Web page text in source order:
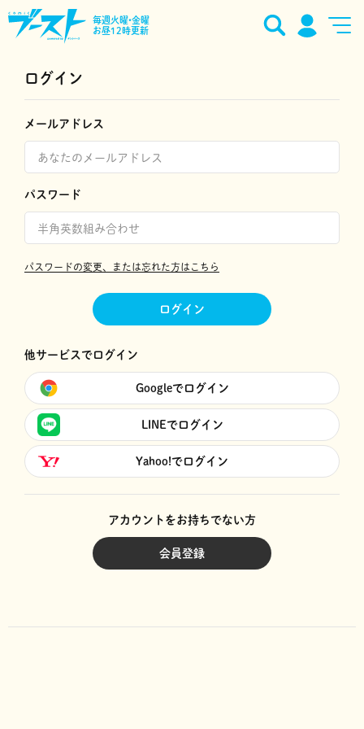
毎週火曜•金曜
お昼12時更新
ログイン
メールアドレス
パスワード
パスワードの変更、または忘れた方はこちら
ログイン
他サービスでログイン
Googleでログイン
LINEでログイン
Yahoo!でログイン
アカウントをお持ちでない方
会員登録